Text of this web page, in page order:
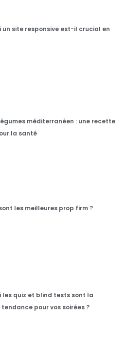
un site responsive est-il crucial en
méditerranéen : une recette
la santé
les meilleures prop firm ?
les quiz et blind tests sont la
pour vos soirées ?